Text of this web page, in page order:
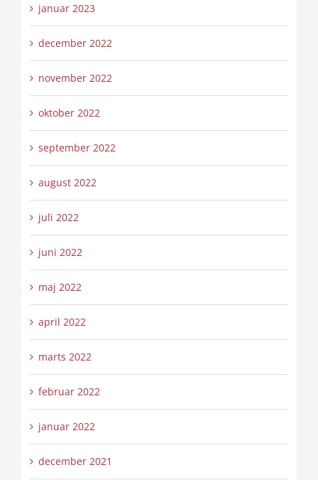
januar 2023
december 2022
november 2022
oktober 2022
september 2022
august 2022
juli 2022
juni 2022
maj 2022
april 2022
marts 2022
februar 2022
januar 2022
december 2021